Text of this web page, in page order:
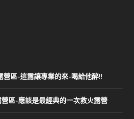
營區-這露讓專業的來-喝給他醉!!
區-應該是最經典的一次救火露營